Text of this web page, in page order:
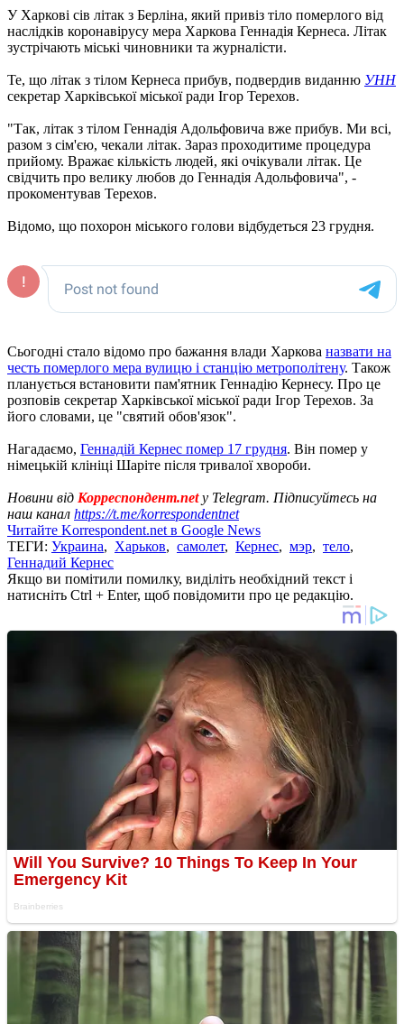
У Харкові сів літак з Берліна, який привіз тіло померлого від
наслідків коронавірусу мера Харкова Геннадія Кернеса. Літак
зустрічають міські чиновники та журналісти.
Те, що літак з тілом Кернеса прибув, подвердив виданню УНН
секретар Харківської міської ради Ігор Терехов.
"Так, літак з тілом Геннадія Адольфовича вже прибув. Ми всі,
разом з сім'єю, чекали літак. Зараз проходитиме процедура
прийому. Вражає кількість людей, які очікували літак. Це
свідчить про велику любов до Геннадія Адольфовича", -
прокоментував Терехов.
Відомо, що похорон міського голови відбудеться 23 грудня.
Сьогодні стало відомо про бажання влади Харкова назвати на
честь померлого мера вулицю і станцію метрополітену. Також
планується встановити пам'ятник Геннадію Кернесу. Про це
розповів секретар Харківської міської ради Ігор Терехов. За
його словами, це "святий обов'язок".
Нагадаємо, Геннадій Кернес помер 17 грудня. Він помер у
німецькій клініці Шаріте після тривалої хвороби.
Новини від Корреспондент.netу Telegram. Підписуйтесь на
наш канал https://t.me/korrespondentnet
Читайте Korrespondent.net в Google News
ТЕГИ: Украина, Харьков, самолет, Кернес, мэр, тело,
Геннадий Кернес
Якщо ви помітили помилку, виділіть необхідний текст і
натисніть Ctrl + Enter, щоб повідомити про це редакцію.